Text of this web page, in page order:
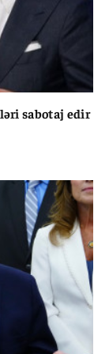
sabotaj edir